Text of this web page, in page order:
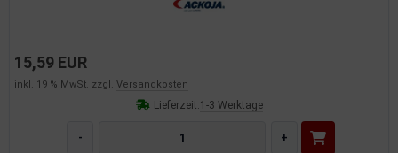
15,59 EUR
inkl. 19 % MwSt. zzgl. Versandkosten
Lieferzeit:1-3 Werktage
- +